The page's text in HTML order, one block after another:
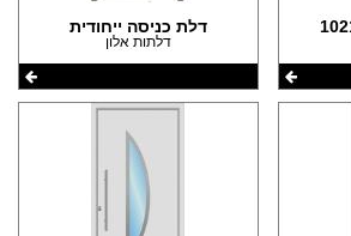
דלת כניסה ייחודית
דלתות אלון